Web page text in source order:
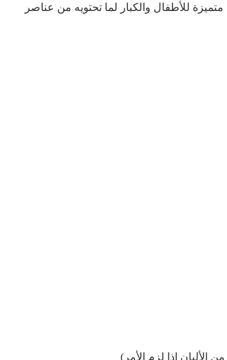
للأطفال والكبار لما تحتويه من عناصر